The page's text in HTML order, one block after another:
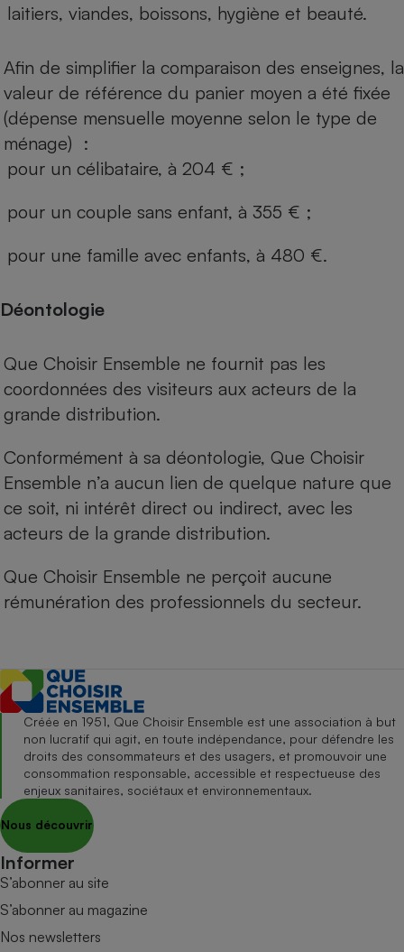
laitiers, viandes, boissons, hygiène et beauté.
Afin de simplifier la comparaison des enseignes, la
valeur de référence du panier moyen a été fixée
(dépense mensuelle moyenne selon le type de
ménage) :
pour un célibataire, à 204 € ;
pour un couple sans enfant, à 355 € ;
pour une famille avec enfants, à 480 €.
Déontologie
Que Choisir Ensemble ne fournit pas les
coordonnées des visiteurs aux acteurs de la
grande distribution.
Conformément à sa déontologie, Que Choisir
Ensemble n’a aucun lien de quelque nature que
ce soit, ni intérêt direct ou indirect, avec les
acteurs de la grande distribution.
Que Choisir Ensemble ne perçoit aucune
rémunération des professionnels du secteur.
Créée en 1951, Que Choisir Ensemble est une association à but
non lucratif qui agit, en toute indépendance, pour défendre les
droits des consommateurs et des usagers, et promouvoir une
consommation responsable, accessible et respectueuse des
enjeux sanitaires, sociétaux et environnementaux.
Nous découvrir
Informer
S’abonner au site
S’abonner au magazine
Nos newsletters